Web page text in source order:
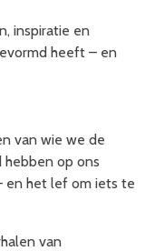
inspiratie en
heeft – en
van wie we de
hebben op ons
en het lef om iets te
van